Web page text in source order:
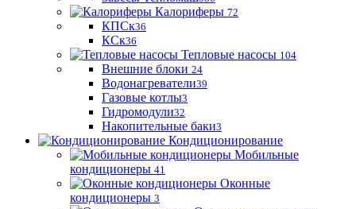
Калориферы 72
КПСк36
КСк36
Тепловые насосы 104
Внешние блоки 24
Водонагреватели39
Газовые котлы3
Гидромодули32
Накопительные баки3
Кондиционирование
Мобильные
кондиционеры 41
Оконные
кондиционеры 3